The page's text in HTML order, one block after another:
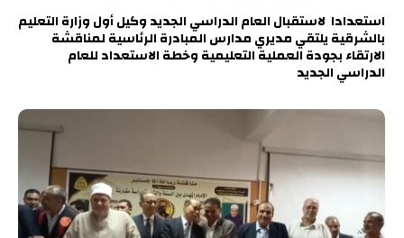
استعدادا لاستقبال العام الدراسي الجديد وكيل أول وزارة التعليم
بالشرقية يلتقي مديري مدارس المبادرة الرئاسية لمناقشة
الارتقاء بجودة العملية التعليمية وخطة الاستعداد للعام
الدراسي الجديد